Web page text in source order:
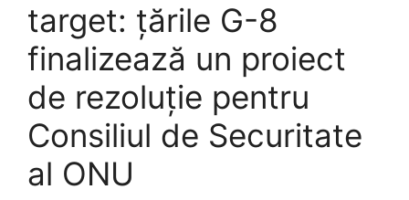
target: țările G-8
finalizează un proiect
de rezoluție pentru
Consiliul de Securitate
al ONU